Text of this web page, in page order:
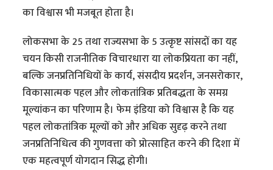
का विश्वास भी मजबूत होता है।
लोकसभा के 25 तथा राज्यसभा के 5 उत्कृष्ट सांसदों का यह
चयन किसी राजनीतिक विचारधारा या लोकप्रियता का नहीं,
बल्कि जनप्रतिनिधियों के कार्य, संसदीय प्रदर्शन, जनसरोकार,
विकासात्मक पहल और लोकतांत्रिक प्रतिबद्धता के समग्र
मूल्यांकन का परिणाम है। फेम इंडिया को विश्वास है कि यह
पहल लोकतांत्रिक मूल्यों को और अधिक सुदृढ़ करने तथा
जनप्रतिनिधित्व की गुणवत्ता को प्रोत्साहित करने की दिशा में
एक महत्वपूर्ण योगदान सिद्ध होगी।